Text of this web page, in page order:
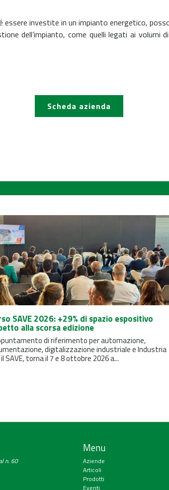
essere investite in un impianto energetico,
dell’impianto, come quelli legati ai volumi
Scheda azienda
SAVE 2026: +29% di spazio espositivo
alla scorsa edizione
di riferimento per automazione,
digitalizzazione industriale e Industria
il SAVE, torna il 7 e 8 ottobre 2026 a...
n. 60
Menu
Aziende
Articoli
Prodotti
Eventi